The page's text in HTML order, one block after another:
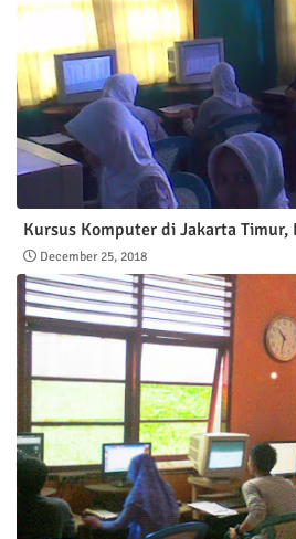
Kursus Komputer di Jakarta Timur,
December 25, 2018